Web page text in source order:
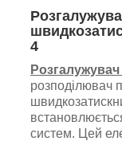
4
Розгалужувач
розподілювач
систем. Цей